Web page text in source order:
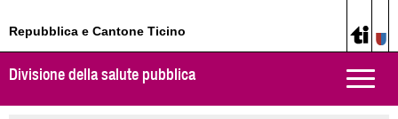
Repubblica e Cantone Ticino
Toggle
Divisione della salute pubblica